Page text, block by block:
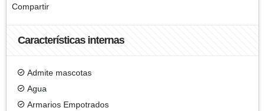
Compartir
Características internas
Admite mascotas
Agua
Armarios Empotrados